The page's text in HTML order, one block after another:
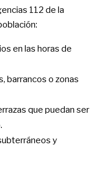
112 de la
en las horas de
barrancos o zonas
que puedan ser
y